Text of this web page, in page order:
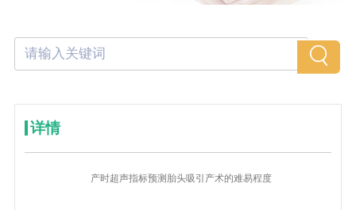
详情
产时超声指标预测胎头吸引产术的难易程度